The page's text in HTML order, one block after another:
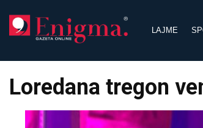
content
LAJME
Loredana tregon